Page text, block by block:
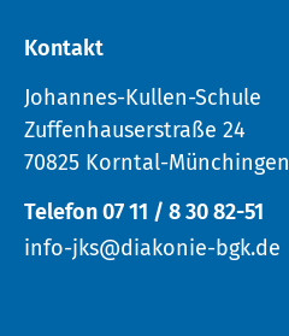
Kontakt
Johannes-Kullen-Schule
Zuffenhauserstraße 24
70825 Korntal-Münchingen
Telefon 07 11 / 8 30 82-51
info-jks@diakonie-bgk.de